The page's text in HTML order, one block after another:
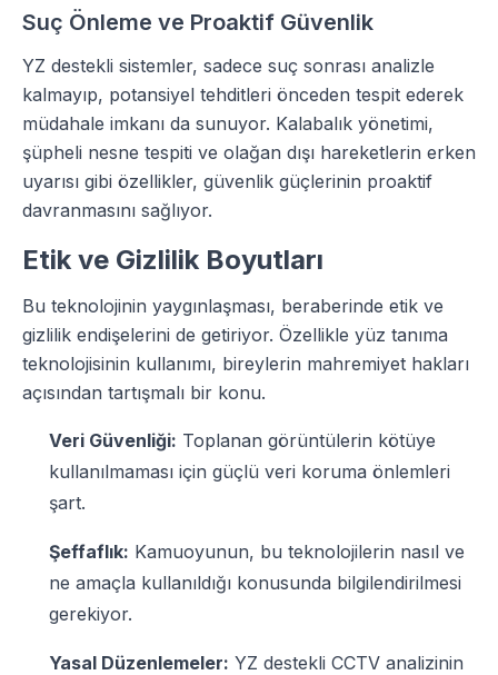
Suç Önleme ve Proaktif Güvenlik
YZ destekli sistemler, sadece suç sonrası analizle
kalmayıp, potansiyel tehditleri önceden tespit ederek
müdahale imkanı da sunuyor. Kalabalık yönetimi,
şüpheli nesne tespiti ve olağan dışı hareketlerin erken
uyarısı gibi özellikler, güvenlik güçlerinin proaktif
davranmasını sağlıyor.
Etik ve Gizlilik Boyutları
Bu teknolojinin yaygınlaşması, beraberinde etik ve
gizlilik endişelerini de getiriyor. Özellikle yüz tanıma
teknolojisinin kullanımı, bireylerin mahremiyet hakları
açısından tartışmalı bir konu.
Veri Güvenliği: Toplanan görüntülerin kötüye
kullanılmaması için güçlü veri koruma önlemleri
şart.
Şeffaflık: Kamuoyunun, bu teknolojilerin nasıl ve
ne amaçla kullanıldığı konusunda bilgilendirilmesi
gerekiyor.
Yasal Düzenlemeler: YZ destekli CCTV analizinin